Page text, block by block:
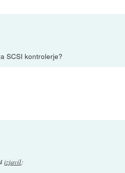
SCSI kontrolerje?
izjavil: